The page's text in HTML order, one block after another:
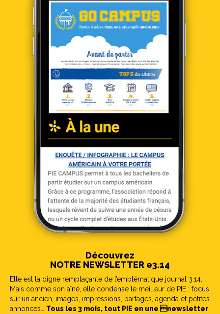
Découvrez
NOTRE NEWSLETTER e3.14
Elle est la digne remplaçante de l’emblématique journal 3.14.
Mais comme son aîné, elle condense le meilleur de PIE : focus
sur un ancien, images, impressions, partages, agenda et petites
annonces… Tous les 3 mois, tout PIE en une newsletter